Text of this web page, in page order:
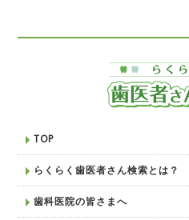
TOP
らくらく歯医者さん検索とは？
歯科医院の皆さまへ